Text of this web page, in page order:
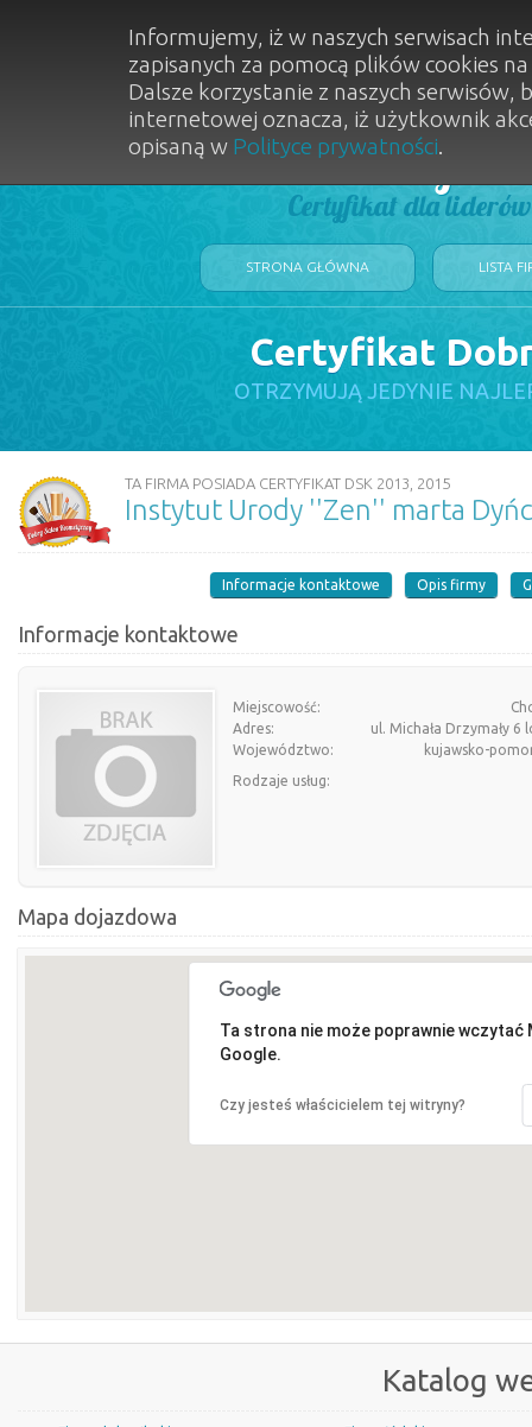
Dobry
Certyfikat dla
STRONA GŁÓWNA LISTA
Certyfikat
OTRZYMUJĄ JEDYNIE
TA FIRMA POSIADA CERTYFIKAT DSK 2013, 2015
Instytut Urody ''Zen'' marta
Informacje kontaktowe Opis firmy
Informacje kontaktowe
Miejscowość:
Adres:
ul. Michała Drzymały 6
Województwo:
kujawsko-
Rodzaje usług:
Mapa dojazdowa
Ta strona nie może poprawnie wczytać
Google.
Czy jesteś właścicielem tej witryny?
Katalog
Informujemy, iż w naszych serwisach
zapisanych za pomocą plików cookies
Dalsze korzystanie z naszych
internetowej oznacza, iż użytkownik
opisaną w Polityce prywatności.